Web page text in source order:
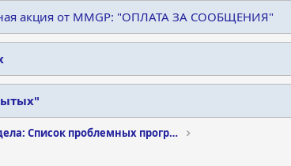
акция от MMGP: "ОПЛАТА ЗА СООБЩЕНИЯ"
Архив раздела: Список проблемных программ